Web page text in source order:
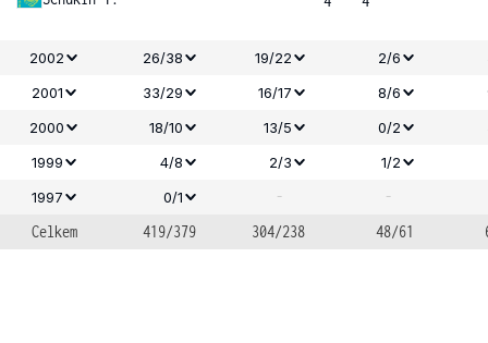
2002 26/38 19/22 2/6
2001
33/29 16/17 8/6
2000
18/10 13/5 0/2
1999
4/8 2/3
1/2
1997
0/1 -
-
Celkem
419/379 304/238 48/61